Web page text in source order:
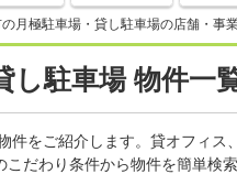
月極駐車場・貸し駐車場の店舗・事
し駐車場 物件一
をご紹介します。貸オフィ
だわり条件から物件を簡単検